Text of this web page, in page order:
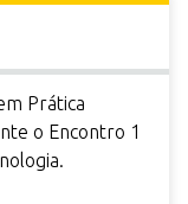
Prática
o Encontro 1